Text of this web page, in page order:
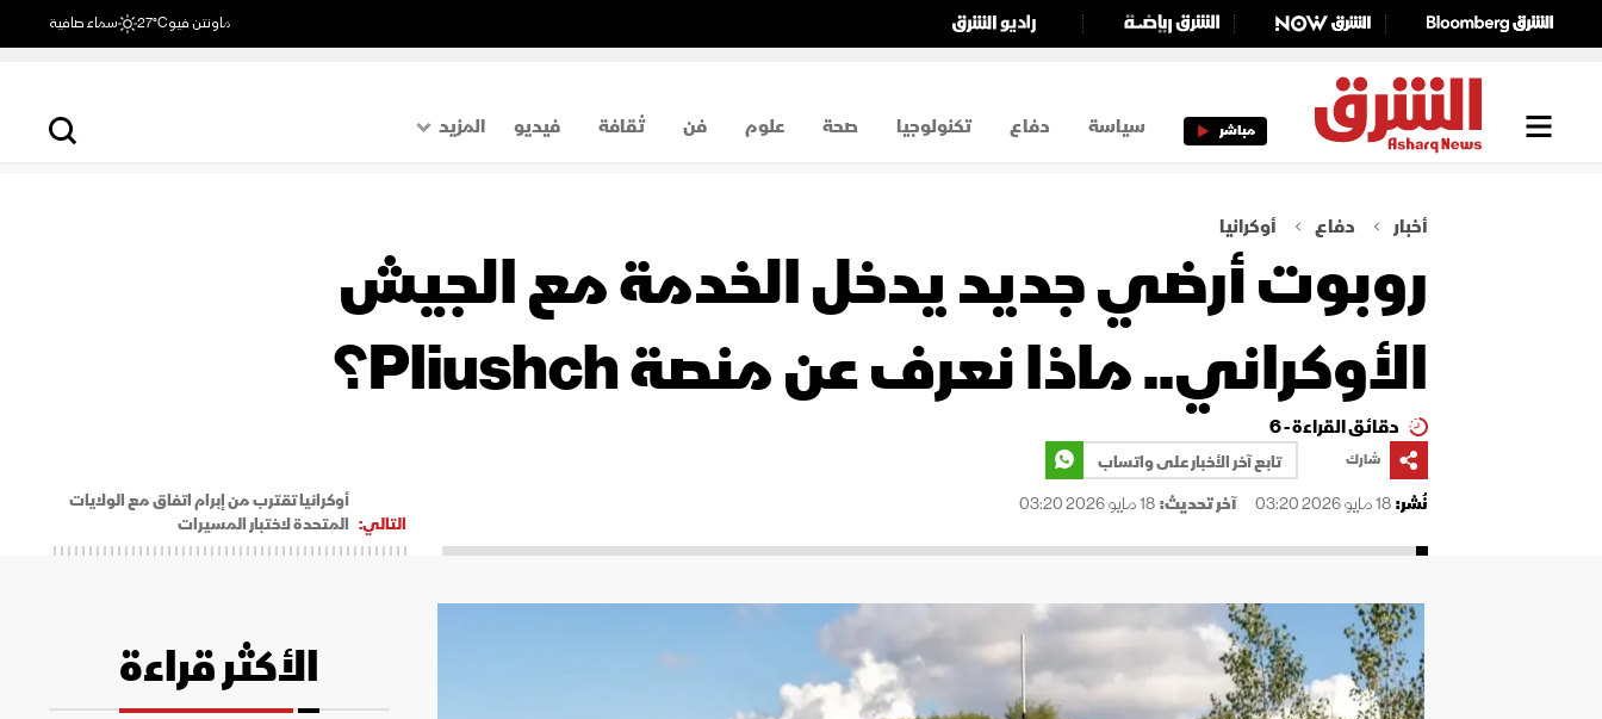
ماونتن فيو27°C سماء صافية
مباشر سياسة دفاع تكنولوجيا صحة علوم فن ثقافة فيديو
المزيد
اقتصاد
رياضة
أخبار دفاع أوكرانيا
روبوت أرضي جديد يدخل الخدمة مع الجيش
الأوكراني.. ماذا نعرف عن منصة Pliushch؟
دقائق القراءة - 6
شارك
تابع آخر الأخبار على واتساب
نُشر:18 مايو 2026 03:20 آخر تحديث:18 مايو 2026 03:20
التالي:
أوكرانيا تقترب من إبرام اتفاق مع الولايات
المتحدة لاختبار المسيرات
الأكثر قراءة